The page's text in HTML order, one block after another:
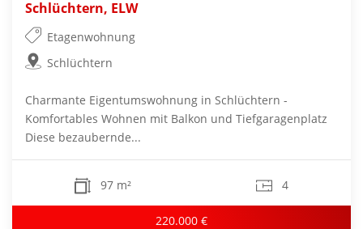
Schlüchtern, ELW
Etagenwohnung
Schlüchtern
Charmante Eigentumswohnung in Schlüchtern -
Komfortables Wohnen mit Balkon und Tiefgaragenplatz
Diese bezaubernde...
97 m² 4
220.000 €